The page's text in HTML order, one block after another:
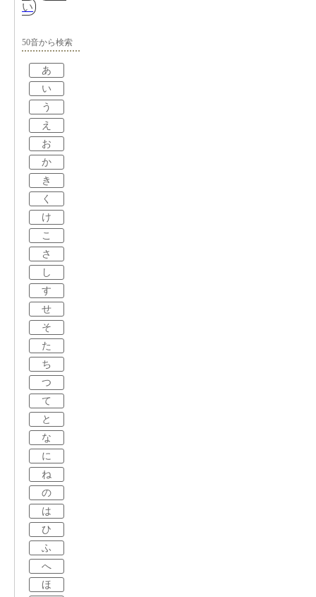
い
50音から検索
あ
い
う
え
お
か
き
く
け
こ
さ
し
す
せ
そ
た
ち
つ
て
と
な
に
ね
の
は
ひ
ふ
へ
ほ